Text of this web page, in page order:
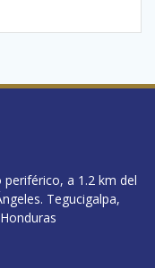
a 1.2 km del
Tegucigalpa,